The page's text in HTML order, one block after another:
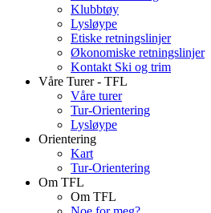
Klubbtøy
Lysløype
Etiske retningslinjer
Økonomiske retningslinjer
Kontakt Ski og trim
Våre Turer - TFL
Våre turer
Tur-Orientering
Lysløype
Orientering
Kart
Tur-Orientering
Om TFL
Om TFL